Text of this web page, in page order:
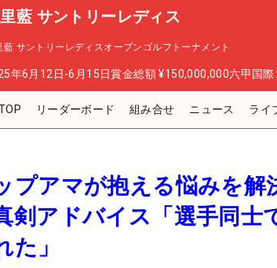
藍 サントリーレディス
藍 サントリーレディスオープンゴルフトーナメント
年6月12日-6月15日賞金総額 ¥150,000,000六甲国際
リーダーボード 組み合せ ニュース ライ
プアマが抱える悩みを
剣アドバイス「選手同士
た」